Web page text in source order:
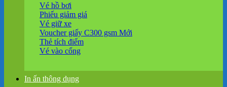
Vé hồ bơi
Phiếu giảm giá
Vé giữ xe
Voucher giấy C300 gsm
Thẻ tích điểm
Vé vào cổng
In ấn thông dụng